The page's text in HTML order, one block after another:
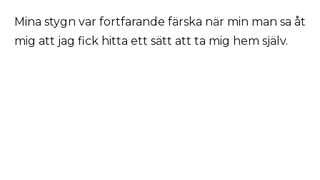
Mina stygn var fortfarande färska när min man sa åt
mig att jag fick hitta ett sätt att ta mig hem själv.